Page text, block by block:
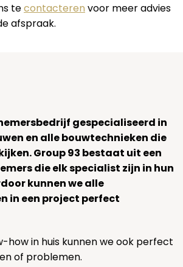
tecontacteren voor meer advies
afspraak.
gespecialiseerd in
en alle bouwtechnieken die
Group 93 bestaat uit een
die elk specialist zijn in hun
kunnen we alle
in een project perfect
how in huis kunnen we ook perfect
of problemen.